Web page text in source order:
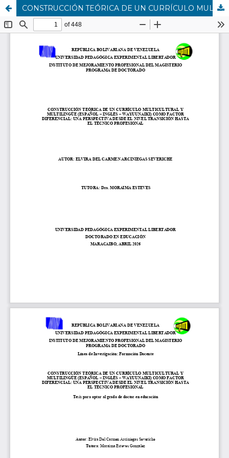
CONSTRUCCIÓN TEÓRICA DE UN CURRÍCULO MULTICULTURAL Y MULTILINGÜE (ESPAÑOL – INGLÉS – WAYUUNAIKI) COMO FACTOR DIFERENCIAL: UNA PERSPECTIVA DESDE EL NIVEL TRANSICIÓN HASTA EL TÉCNICO PROFESIONAL